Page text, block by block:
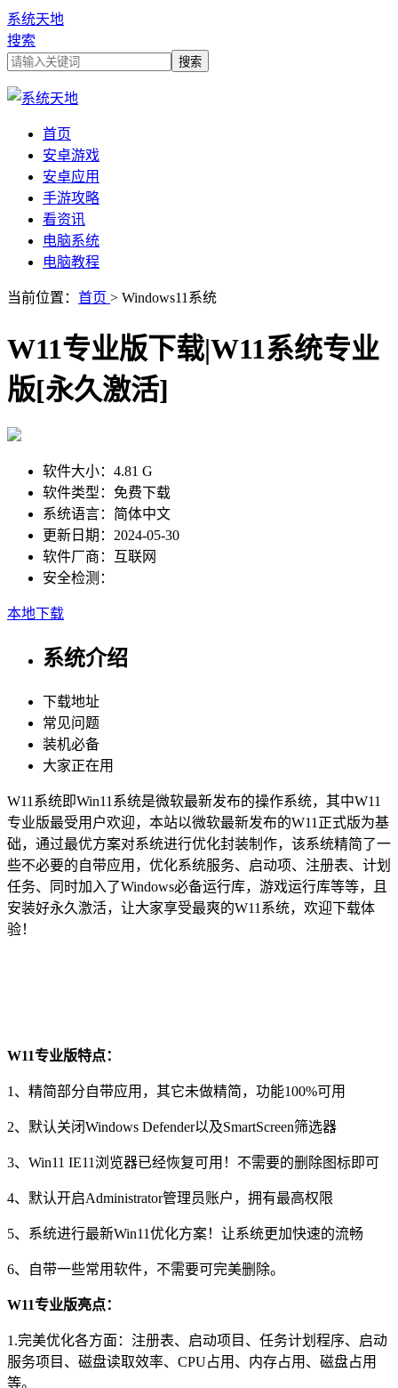
系统天地
搜索
首页
安卓游戏
安卓应用
手游攻略
看资讯
电脑系统
电脑教程
当前位置： 首页 > Windows11系统
W11专业版下载|W11系统专业
版[永久激活]
软件大小： 4.81 G
软件类型： 免费下载
系统语言： 简体中文
更新日期： 2024-05-30
软件厂商： 互联网
安全检测：
本地下载
系统介绍
下载地址
常见问题
装机必备
大家正在用
W11系统即Win11系统是微软最新发布的操作系统，其中W11
专业版最受用户欢迎，本站以微软最新发布的W11正式版为基
础，通过最优方案对系统进行优化封装制作，该系统精简了一
些不必要的自带应用，优化系统服务、启动项、注册表、计划
任务、同时加入了Windows必备运行库，游戏运行库等等，且
安装好永久激活，让大家享受最爽的W11系统，欢迎下载体
验！
W11专业版特点：
1、精简部分自带应用，其它未做精简，功能100%可用
2、默认关闭Windows Defender以及SmartScreen筛选器
3、Win11 IE11浏览器已经恢复可用！不需要的删除图标即可
4、默认开启Administrator管理员账户，拥有最高权限
5、系统进行最新Win11优化方案！让系统更加快速的流畅
6、自带一些常用软件，不需要可完美删除。
W11专业版亮点：
1.完美优化各方面：注册表、启动项目、任务计划程序、启动
服务项目、磁盘读取效率、CPU占用、内存占用、磁盘占用
等。